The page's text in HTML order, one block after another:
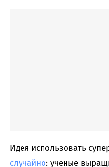
Идея использовать
случайно: ученые